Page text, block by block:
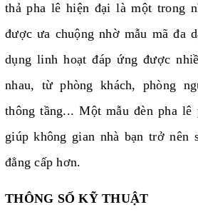
thả pha lê hiện đại là một trong
được ưa chuộng nhờ mẫu mã đa
dụng linh hoạt đáp ứng được
nhau, từ phòng khách, phòng
thông tầng... Một mẫu đèn pha lê
giúp không gian nhà bạn trở nên
đẳng cấp hơn.
THÔNG SỐ KỸ THUẬT